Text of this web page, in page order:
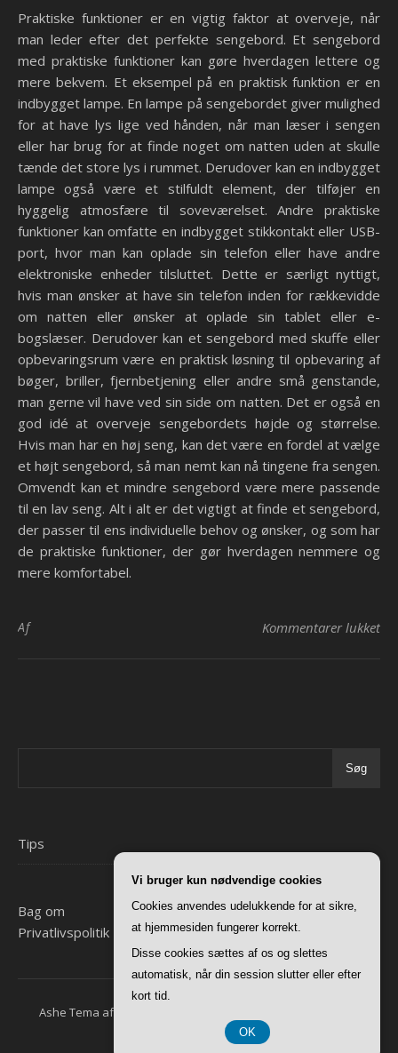
Praktiske funktioner er en vigtig faktor at overveje, når
man leder efter det perfekte sengebord. Et sengebord
med praktiske funktioner kan gøre hverdagen lettere og
mere bekvem. Et eksempel på en praktisk funktion er en
indbygget lampe. En lampe på sengebordet giver mulighed
for at have lys lige ved hånden, når man læser i sengen
eller har brug for at finde noget om natten uden at skulle
tænde det store lys i rummet. Derudover kan en indbygget
lampe også være et stilfuldt element, der tilføjer en
hyggelig atmosfære til soveværelset. Andre praktiske
funktioner kan omfatte en indbygget stikkontakt eller USB-
port, hvor man kan oplade sin telefon eller have andre
elektroniske enheder tilsluttet. Dette er særligt nyttigt,
hvis man ønsker at have sin telefon inden for rækkevidde
om natten eller ønsker at oplade sin tablet eller e-
bogslæser. Derudover kan et sengebord med skuffe eller
opbevaringsrum være en praktisk løsning til opbevaring af
bøger, briller, fjernbetjening eller andre små genstande,
man gerne vil have ved sin side om natten. Det er også en
god idé at overveje sengebordets højde og størrelse.
Hvis man har en høj seng, kan det være en fordel at vælge
et højt sengebord, så man nemt kan nå tingene fra sengen.
Omvendt kan et mindre sengebord være mere passende
til en lav seng. Alt i alt er det vigtigt at finde et sengebord,
der passer til ens individuelle behov og ønsker, og som har
de praktiske funktioner, der gør hverdagen nemmere og
mere komfortabel.
Af Kommentarer lukkettil
Søg
Tips
Bag om
Privatlivspolitik
Ashe Tema af
Vi bruger kun nødvendige cookies
Cookies anvendes udelukkende for at sikre,
at hjemmesiden fungerer korrekt.
Disse cookies sættes af os og slettes
automatisk, når din session slutter eller efter
kort tid.
OK